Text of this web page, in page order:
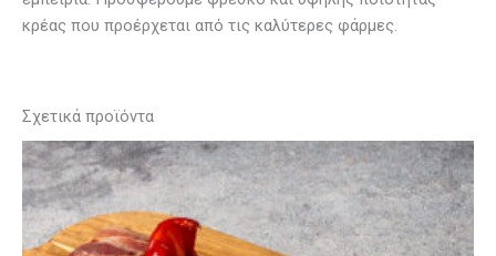
κρέας που προέρχεται από τις καλύτερες φάρμες.
Σχετικά προϊόντα